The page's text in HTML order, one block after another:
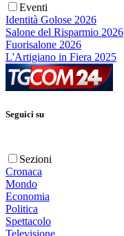
Eventi
Identità Golose 2026
Salone del Risparmio 2026
Fuorisalone 2026
L'Artigiano in Fiera 2025
Seguici su
Sezioni
Cronaca
Mondo
Economia
Politica
Spettacolo
Televisione